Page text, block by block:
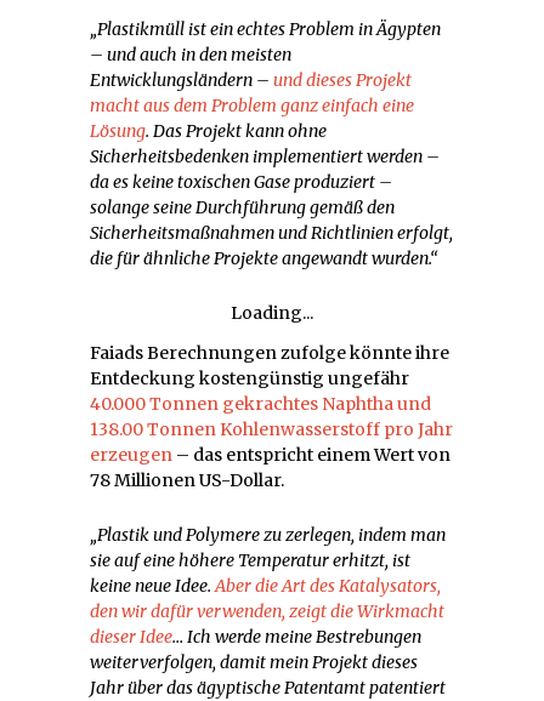
„Plastikmüll ist ein echtes Problem in Ägypten
– und auch in den meisten
Entwicklungsländern – und dieses Projekt
macht aus dem Problem ganz einfach eine
Lösung. Das Projekt kann ohne
Sicherheitsbedenken implementiert werden –
da es keine toxischen Gase produziert –
solange seine Durchführung gemäß den
Sicherheitsmaßnahmen und Richtlinien erfolgt,
die für ähnliche Projekte angewandt wurden.“
Loading...
Faiads Berechnungen zufolge könnte ihre
Entdeckung kostengünstig ungefähr
40.000 Tonnen gekrachtes Naphtha und
138.00 Tonnen Kohlenwasserstoff pro Jahr
erzeugen – das entspricht einem Wert von
78 Millionen US-Dollar.
„Plastik und Polymere zu zerlegen, indem man
sie auf eine höhere Temperatur erhitzt, ist
keine neue Idee.Aber die Art des Katalysators,
den wir dafür verwenden, zeigt die Wirkmacht
dieser Idee… Ich werde meine Bestrebungen
weiterverfolgen, damit mein Projekt dieses
Jahr über das ägyptische Patentamt patentiert